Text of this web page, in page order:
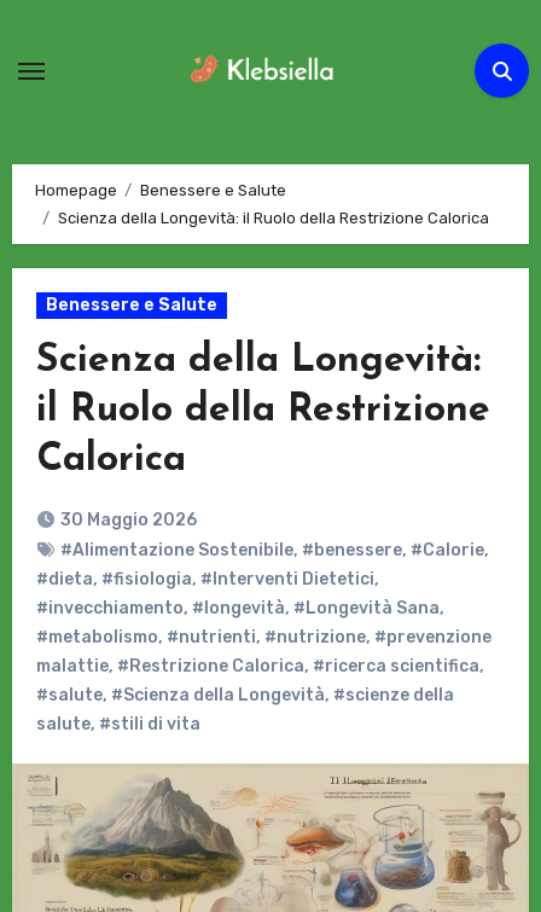
contenuto
Homepage
Benessere e Salute
Scienza della Longevità: il Ruolo della Restrizione Calorica
Benessere e Salute
Scienza della Longevità:
il Ruolo della Restrizione
Calorica
30 Maggio 2026
#Alimentazione Sostenibile, #benessere, #Calorie,
#dieta, #fisiologia, #Interventi Dietetici,
#invecchiamento, #longevità, #Longevità Sana,
#metabolismo, #nutrienti, #nutrizione, #prevenzione
malattie, #Restrizione Calorica, #ricerca scientifica,
#salute, #Scienza della Longevità, #scienze della
salute, #stili di vita